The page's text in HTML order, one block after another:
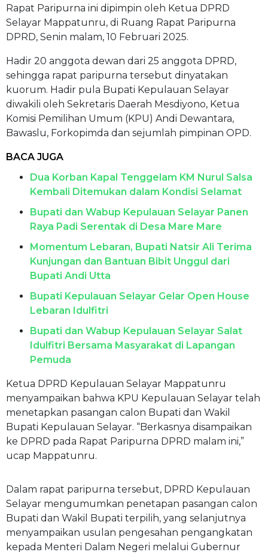
Rapat Paripurna ini dipimpin oleh Ketua DPRD
Selayar Mappatunru, di Ruang Rapat Paripurna
DPRD, Senin malam, 10 Februari 2025.
Hadir 20 anggota dewan dari 25 anggota DPRD,
sehingga rapat paripurna tersebut dinyatakan
kuorum. Hadir pula Bupati Kepulauan Selayar
diwakili oleh Sekretaris Daerah Mesdiyono, Ketua
Komisi Pemilihan Umum (KPU) Andi Dewantara,
Bawaslu, Forkopimda dan sejumlah pimpinan OPD.
BACA JUGA
Dua Korban Kapal Tenggelam KM Nurul Salsa
Kembali Ditemukan dalam Kondisi Selamat
Bupati dan Wabup Kepulauan Selayar Panen
Raya Padi Serentak di Desa Mare Mare
Momentum Lebaran, Bupati Natsir Ali Terima
Kunjungan dan Bantuan Bibit Unggul dari
Bupati Andi Utta
Bupati Kepulauan Selayar Gelar Open House
Lebaran Idulfitri
Bupati dan Wabup Kepulauan Selayar Salat
Idulfitri Bersama Masyarakat di Lapangan
Pemuda
Ketua DPRD Kepulauan Selayar Mappatunru
menyampaikan bahwa KPU Kepulauan Selayar telah
menetapkan pasangan calon Bupati dan Wakil
Bupati Kepulauan Selayar. “Berkasnya disampaikan
ke DPRD pada Rapat Paripurna DPRD malam ini,”
ucap Mappatunru.
Dalam rapat paripurna tersebut, DPRD Kepulauan
Selayar mengumumkan penetapan pasangan calon
Bupati dan Wakil Bupati terpilih, yang selanjutnya
menyampaikan usulan pengesahan pengangkatan
kepada Menteri Dalam Negeri melalui Gubernur